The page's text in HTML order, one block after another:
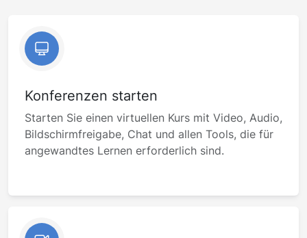
Konferenzen starten
Starten Sie einen virtuellen Kurs mit Video, Audio,
Bildschirmfreigabe, Chat und allen Tools, die für
angewandtes Lernen erforderlich sind.